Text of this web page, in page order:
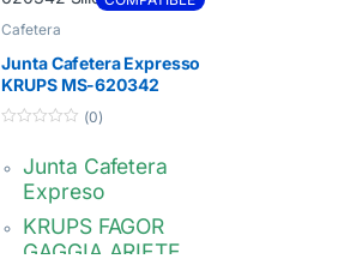
Cafetera
Junta Cafetera Expresso
KRUPS MS-620342
Silicona
e
(0)
Junta Cafetera
Expreso
KRUPS FAGOR
GAGGIA ARIETE